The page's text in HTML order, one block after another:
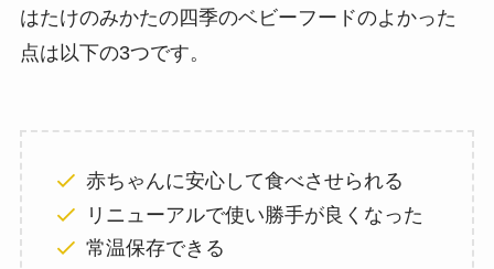
はたけのみかたの四季のベビーフードのよかった
点は以下の3つです。
赤ちゃんに安心して食べさせられる
リニューアルで使い勝手が良くなった
常温保存できる